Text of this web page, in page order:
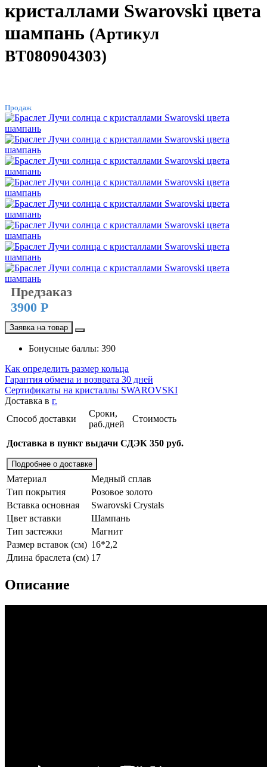
кристаллами Swarovski цвета
шампань (Артикул
BT080904303)
Продаж
Предзаказ
3900 Р
Заявка на товар
Бонусные баллы: 390
Как определить размер кольца
Гарантия обмена и возврата 30 дней
Сертификаты на кристаллы SWAROVSKI
Доставка в г.
Способ доставки
Сроки,
раб.дней
Стоимость
Доставка в пункт выдачи СДЭК 350 руб.
Подробнее о доставке
Материал
Медный сплав
Тип покрытия
Розовое золото
Вставка основная
Swarovski Crystals
Цвет вставки
Шампань
Тип застежки
Магнит
Размер вставок (см) 16*2,2
Длина браслета (см) 17
Описание